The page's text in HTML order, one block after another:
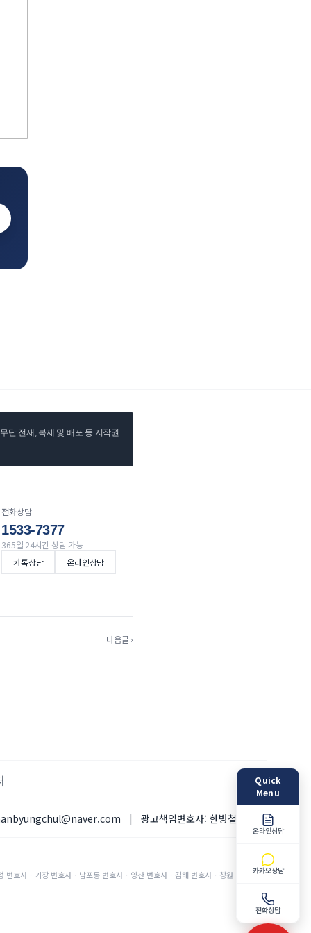
단 전재, 복제 및 배포 등 저작권
전화상담
1533-7377
365일 24시간 상담 가능
카톡상담
온라인상담
다음글 ›
| 광고책임변호사: 한병철 변호사
변호사 · 기장 변호사 · 남포동 변호사 · 양산 변호사 · 김해 변호사 · 창원 변호사 ·
Quick
Menu
온라인상담
카카오상담
전화상담